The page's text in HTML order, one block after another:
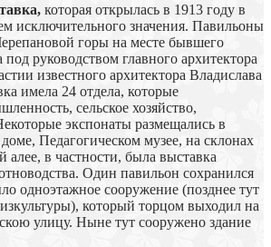
которая открылась в 1913 году в
исключительного значения. Павильоны
горы на месте бывшего
под руководством главного архитектора
известного архитектора Владислава
имела 24 отдела, которые
сельское хозяйство,
экспонаты размещались в
Педагогическом музее, на склонах
в частности, была выставка
Один павильон сохранился
одноэтажное сооружение (позднее тут
который торцом выходил на
улицу. Ныне тут сооружено здание